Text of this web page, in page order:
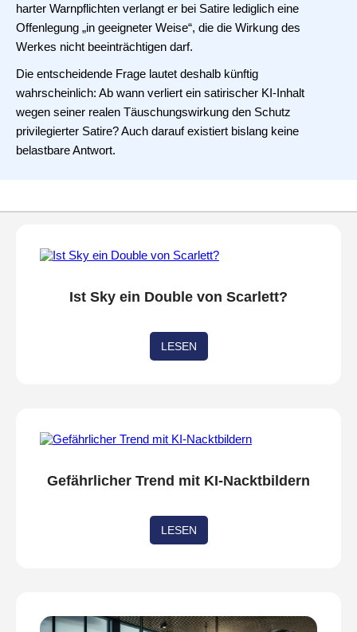
harter Warnpflichten verlangt er bei Satire lediglich eine
Offenlegung „in geeigneter Weise“, die die Wirkung des
Werkes nicht beeinträchtigen darf.
Die entscheidende Frage lautet deshalb künftig
wahrscheinlich: Ab wann verliert ein satirischer KI-Inhalt
wegen seiner realen Täuschungswirkung den Schutz
privilegierter Satire? Auch darauf existiert bislang keine
belastbare Antwort.
Ist Sky ein Double von Scarlett?
LESEN
Gefährlicher Trend mit KI-Nacktbildern
LESEN